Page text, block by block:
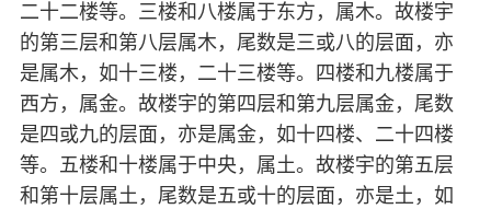
二十二楼等。三楼和八楼属于东方，属木。故楼宇
的第三层和第八层属木，尾数是三或八的层面，亦
是属木，如十三楼，二十三楼等。四楼和九楼属于
西方，属金。故楼宇的第四层和第九层属金，尾数
是四或九的层面，亦是属金，如十四楼、二十四楼
等。五楼和十楼属于中央，属土。故楼宇的第五层
和第十层属土，尾数是五或十的层面，亦是土，如